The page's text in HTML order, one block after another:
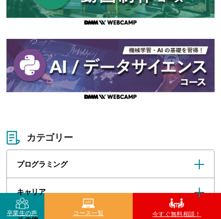
卒業生の声 コース一覧 今すぐ無料相談！
カテゴリー
プログラミング
キャリア